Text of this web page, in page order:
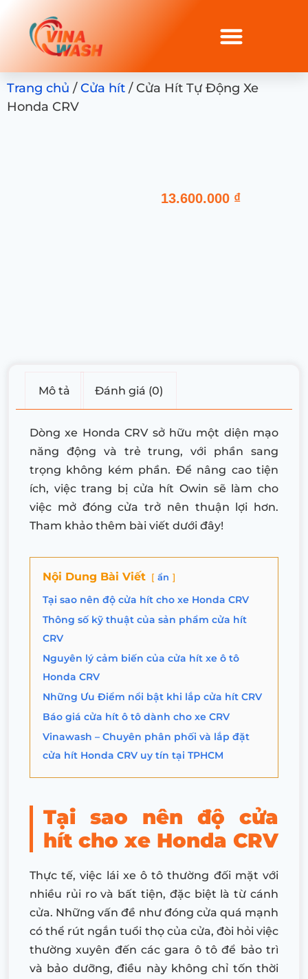
Trang chủ /Cửa hít / Cửa Hít Tự Động Xe
Honda CRV
13.600.000 ₫
Mô tả Đánh giá (0)
Dòng xe Honda CRV sở hữu một diện mạo
năng động và trẻ trung, với phần sang
trọng không kém phần. Để nâng cao tiện
ích, việc trang bị cửa hít Owin sẽ làm cho
việc mở đóng cửa trở nên thuận lợi hơn.
Tham khảo thêm bài viết dưới đây!
Nội Dung Bài Viết ẩn
Tại sao nên độ cửa hít cho xe Honda CRV
Thông số kỹ thuật của sản phẩm cửa hít
CRV
Nguyên lý cảm biến của cửa hít xe ô tô
Honda CRV
Những Ưu Điểm nổi bật khi lắp cửa hít CRV
Báo giá cửa hít ô tô dành cho xe CRV
Vinawash – Chuyên phân phối và lắp đặt
cửa hít Honda CRV uy tín tại TPHCM
Tại sao nên độ cửa
hít cho xe Honda CRV
Thực tế, việc lái xe ô tô thường đối mặt với
nhiều rủi ro và bất tiện, đặc biệt là từ cánh
cửa. Những vấn đề như đóng cửa quá mạnh
có thể rút ngắn tuổi thọ của cửa, đòi hỏi việc
thường xuyên đến các gara ô tô để bảo trì
và bảo dưỡng, điều này không chỉ tốn thời